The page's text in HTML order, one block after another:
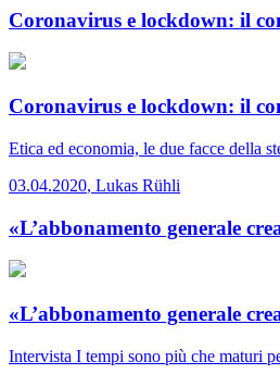
Coronavirus e lockdown: il
Coronavirus e lockdown: il
Etica ed economia, le due facce della
03.04.2020, Lukas Rühli
«L’abbonamento generale
«L’abbonamento generale
Intervista I tempi sono più che maturi